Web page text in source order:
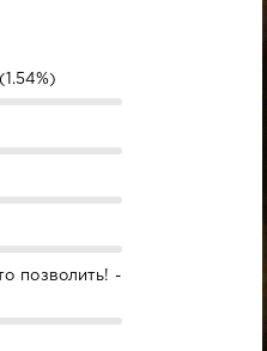
позволить! -